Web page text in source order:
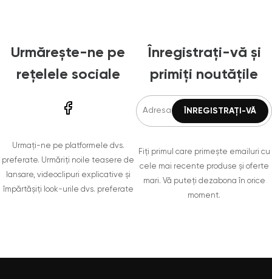
Urmărește-ne pe
rețelele sociale
Urmați-ne pe platformele dvs.
preferate. Urmăriți noile teasere de
lansare, videoclipuri explicative și
împărtășiți look-urile dvs. preferate
Înregistrați-vă și
primiți noutățile
Fiți primul care primește emailuri cu
cele mai recente produse și oferte
mari. Vă puteți dezabona în orice
moment.